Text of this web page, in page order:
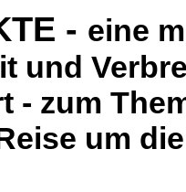
- eine
und
- zum
um